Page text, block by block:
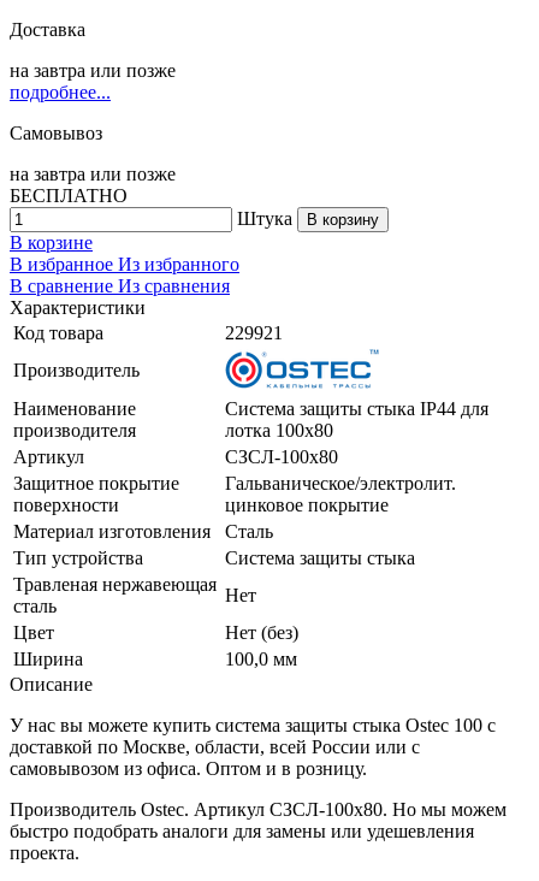
Доставка
на завтра или позже
подробнее...
Самовывоз
на завтра или позже
БЕСПЛАТНО
Штука
В корзину
В корзине
В избранное Из избранного
В сравнение Из сравнения
Характеристики
Код товара
229921
Производитель
Наименование
производителя
Система защиты стыка IP44 для
лотка 100х80
Артикул
СЗСЛ-100х80
Защитное покрытие
поверхности
Гальваническое/электролит.
цинковое покрытие
Материал изготовления
Сталь
Тип устройства
Система защиты стыка
Травленая нержавеющая
сталь
Нет
Цвет
Нет (без)
Ширина
100,0 мм
Описание
У нас вы можете купить система защиты стыка Ostec 100 с
доставкой по Москве, области, всей России или с
самовывозом из офиса. Оптом и в розницу.
Производитель Ostec. Артикул СЗСЛ-100х80. Но мы можем
быстро подобрать аналоги для замены или удешевления
проекта.